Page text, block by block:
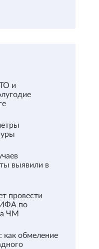
и
выявили в
провести
по
ЧМ
обмеление